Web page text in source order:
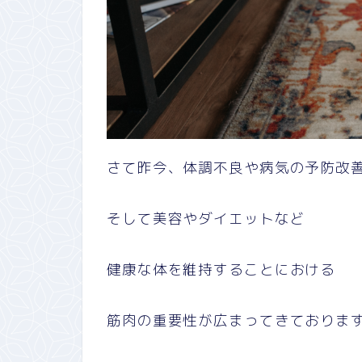
さて昨今、体調不良や病気の予防改
そして美容やダイエットなど
健康な体を維持することにおける
筋肉の重要性が広まってきておりま